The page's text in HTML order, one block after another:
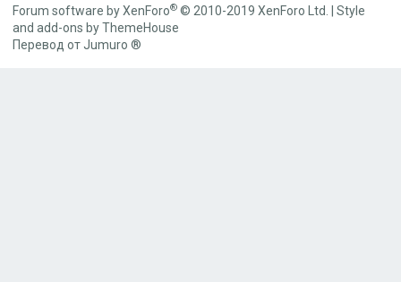
Forum software by XenForo® © 2010-2019 XenForo Ltd.
Style
and add-ons by ThemeHouse
Перевод от Jumuro ®